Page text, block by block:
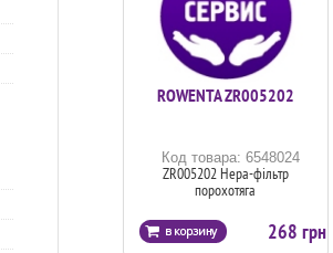
ROWENTA ZR005202
Код товара: 6548024
ZR005202 Hepa-фільтр
порохотяга
268 грн